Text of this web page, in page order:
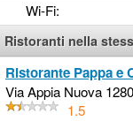
Wi-Fi:
Ristoranti nella
Ristorante Pappa e
Via Appia Nuova
1.5